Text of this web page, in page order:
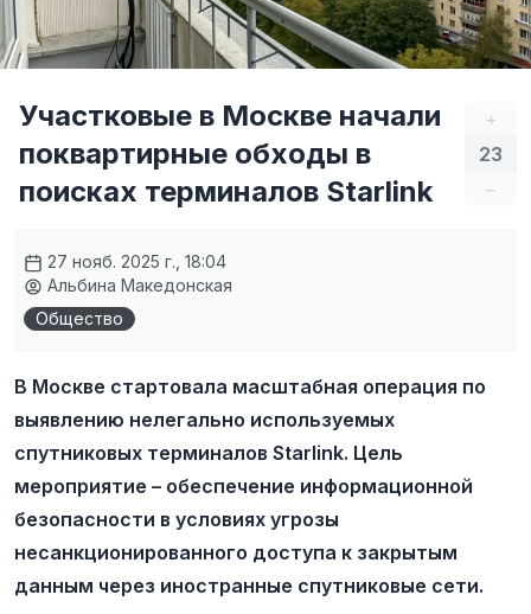
+
23
–
Участковые в Москве начали
поквартирные обходы в
поисках терминалов Starlink
27 нояб. 2025 г., 18:04
Альбина Македонская
Общество
В Москве стартовала масштабная операция по
выявлению нелегально используемых
спутниковых терминалов Starlink. Цель
мероприятие – обеспечение информационной
безопасности в условиях угрозы
несанкционированного доступа к закрытым
данным через иностранные спутниковые сети.